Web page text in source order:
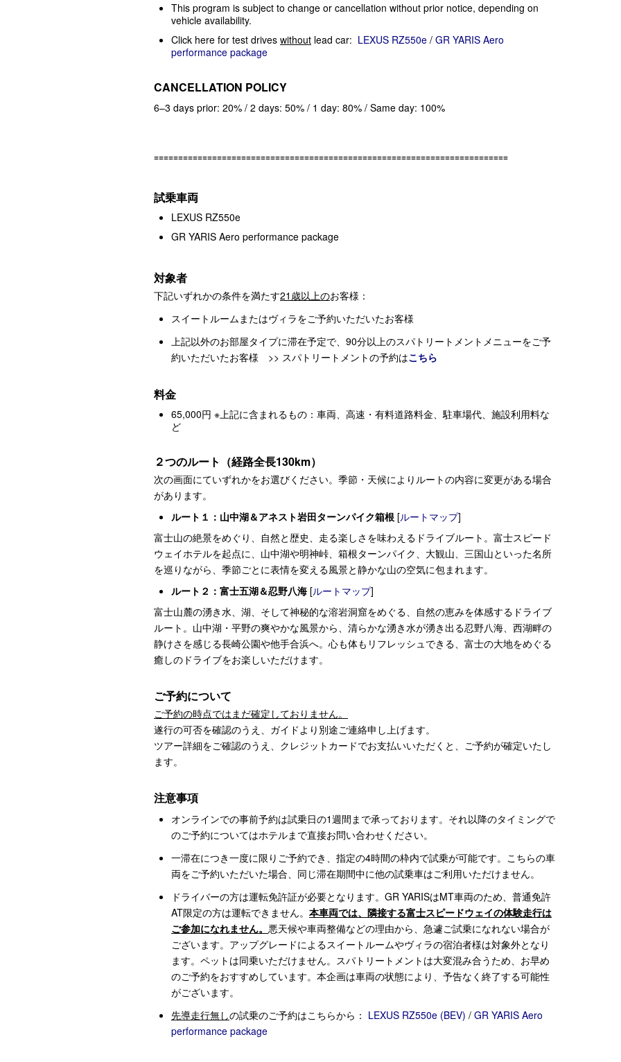
This program is subject to change or cancellation without prior notice, depending on
vehicle availability.
Click here for test drives without lead car: LEXUS RZ550e / GR YARIS Aero
performance package
CANCELLATION POLICY
6–3 days prior: 20% / 2 days: 50% / 1 day: 80% / Same day: 100%
=========================================================================
試乗車両
LEXUS RZ550e
GR YARIS Aero performance package
対象者
下記いずれかの条件を満たす21歳以上のお客様：
スイートルームまたはヴィラをご予約いただいたお客様
上記以外のお部屋タイプに滞在予定で、90分以上のスパトリートメントメニューをご予
約いただいたお客様 >> スパトリートメントの予約はこちら
料金
65,000円 ※上記に含まれるもの：車両、高速・有料道路料金、駐車場代、施設利用料な
ど
２つのルート （経路全長130km）
次の画面にていずれかをお選びください。季節・天候によりルートの内容に変更がある場合
があります。
ルート１：山中湖＆アネスト岩田ターンパイク箱根 [ルートマップ]
富士山の絶景をめぐり、自然と歴史、走る楽しさを味わえるドライブルート。 富士スピード
ウェイホテルを起点に、山中湖や明神峠、箱根ターンパイク、大観山、三国山といった名所
を巡りながら、季節ごとに表情を変える風景と静かな山の空気に包まれます。
ルート２：富士五湖＆忍野八海 [ルートマップ]
富士山麓の湧き水、湖、そして神秘的な溶岩洞窟をめぐる、自然の恵みを体感するドライブ
ルート。山中湖・平野の爽やかな風景から、清らかな湧き水が湧き出る忍野八海、西湖畔の
静けさを感じる長崎公園や他手合浜へ。心も体もリフレッシュできる、富士の大地をめぐる
癒しのドライブをお楽しいただけます。
ご予約について
ご予約の時点ではまだ確定しておりません。
遂行の可否を確認のうえ、ガイドより別途ご連絡申し上げます。
ツアー詳細をご確認のうえ、クレジットカードでお支払いいただくと、ご予約が確定いたし
ます。
注意事項
オンラインでの事前予約は試乗日の1週間まで承っております。それ以降のタイミングで
のご予約についてはホテルまで直接お問い合わせください。
一滞在につき一度に限りご予約でき、指定の4時間の枠内で試乗が可能です。こちらの車
両をご予約いただいた場合、同じ滞在期間中に他の試乗車はご利用いただけません。
ドライバーの方は運転免許証が必要となります。GR YARISはMT車両のため、普通免許
AT限定の方は運転できません。 本車両では、隣接する富士スピードウェイの体験走行は
ご参加になれません。 悪天候や車両整備などの理由から、急遽ご試乗になれない場合が
ございます。アップグレードによるスイートルームやヴィラの宿泊者様は対象外となり
ます。ペットは同乗いただけません。スパトリートメントは大変混み合うため、お早め
のご予約をおすすめしています。本企画は車両の状態により、予告なく終了する可能性
がございます。
先導走行無しの試乗のご予約はこちらから： LEXUS RZ550e (BEV) / GR YARIS Aero
performance package